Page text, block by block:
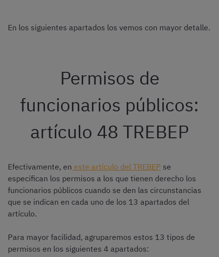
En los siguientes apartados los vemos con mayor detalle.
Permisos de
funcionarios públicos:
artículo 48 TREBEP
Efectivamente, en este artículo del TREBEP se
especifican los permisos a los que tienen derecho los
funcionarios públicos cuando se den las circunstancias
que se indican en cada uno de los 13 apartados del
artículo.
Para mayor facilidad, agruparemos estos 13 tipos de
permisos en los siguientes 4 apartados: